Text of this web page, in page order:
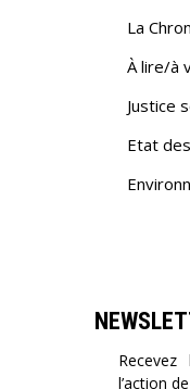
La
À lire/à
Justice
Etat
l’action